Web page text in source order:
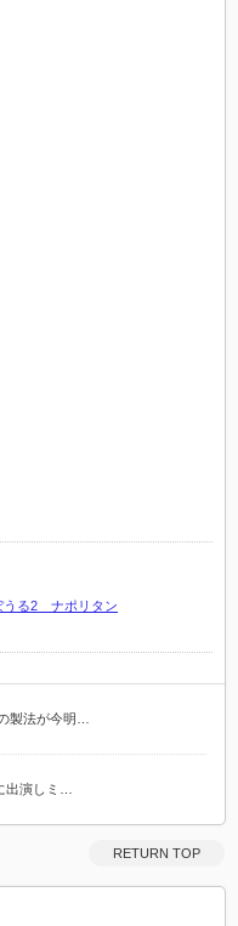
うる2 ナポリタン
製法が今明…
出演しミ…
RETURN TOP